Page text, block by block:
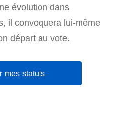
évolution dans
il convoquera lui-même
départ au vote.
mes statuts